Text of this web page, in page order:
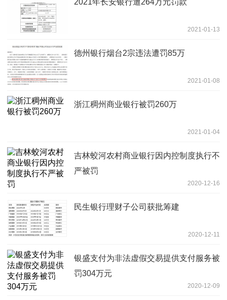
2021-01-13
德州银行烟台2宗违法遭罚85万
2021-01-08
浙江稠州商业银行被罚260万
2021-01-04
吉林蛟河农村商业银行因内控制度执行不
严被罚
2020-12-16
民生银行理财子公司获批筹建
2020-12-11
银盛支付为非法虚假交易提供支付服务被
罚304万元
2020-12-09